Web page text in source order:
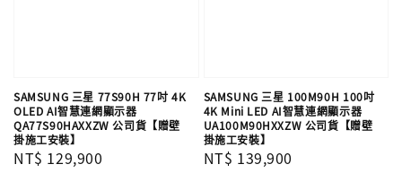
SAMSUNG 三星 77S90H 77吋 4K
OLED AI智慧連網顯示器
QA77S90HAXXZW 公司貨【贈壁
掛施工安裝】
Regular
NT$ 129,900
SAMSUNG 三星 100M90H 100吋
4K Mini LED AI智慧連網顯示器
UA100M90HXXZW 公司貨【贈壁
掛施工安裝】
Regular
NT$ 139,900